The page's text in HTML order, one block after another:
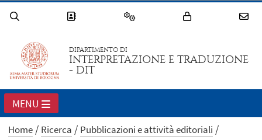
DIPARTIMENTO DI
INTERPRETAZIONE E TRADUZIONE
- DIT
MENU
Home Ricerca Pubblicazioni e attività editoriali